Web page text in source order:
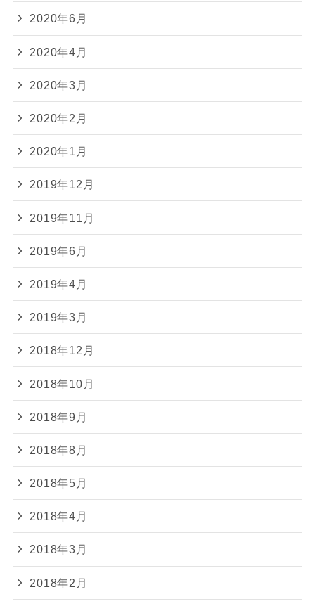
2020年6月
2020年4月
2020年3月
2020年2月
2020年1月
2019年12月
2019年11月
2019年6月
2019年4月
2019年3月
2018年12月
2018年10月
2018年9月
2018年8月
2018年5月
2018年4月
2018年3月
2018年2月